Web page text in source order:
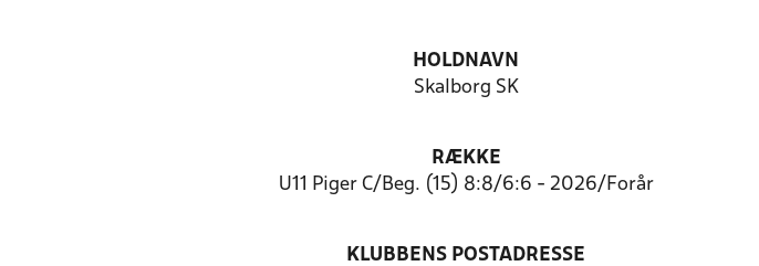
HOLDNAVN
Skalborg SK
RÆKKE
U11 Piger C/Beg. (15) 8:8/6:6 - 2026/Forår
KLUBBENS POSTADRESSE